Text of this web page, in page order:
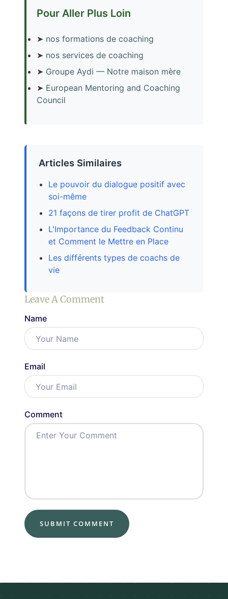
Pour Aller Plus Loin
➤ nos formations de coaching
➤ nos services de coaching
➤ Groupe Aydi — Notre maison mère
➤ European Mentoring and Coaching
Council
Articles Similaires
Le pouvoir du dialogue positif avec
soi-même
21 façons de tirer profit de ChatGPT
L'Importance du Feedback Continu
et Comment le Mettre en Place
Les différents types de coachs de
vie
Leave A Comment
Name
Email
Comment